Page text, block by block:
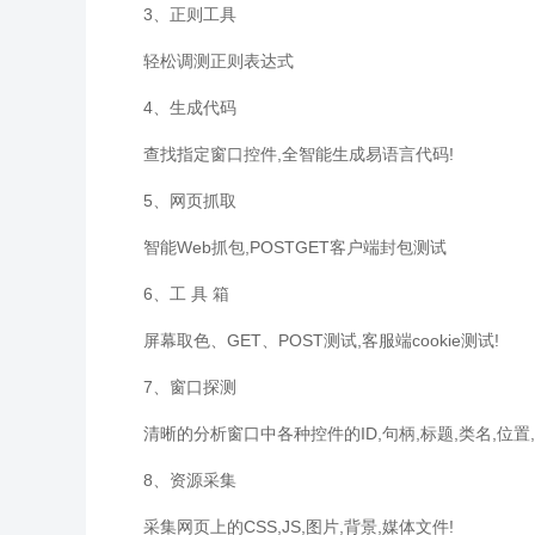
3、正则工具
轻松调测正则表达式
4、生成代码
查找指定窗口控件,全智能生成易语言代码!
5、网页抓取
智能Web抓包,POSTGET客户端封包测试
6、工 具 箱
屏幕取色、GET、POST测试,客服端cookie测试!
7、窗口探测
清晰的分析窗口中各种控件的ID,句柄,标题,类名,位置
8、资源采集
采集网页上的CSS,JS,图片,背景,媒体文件!